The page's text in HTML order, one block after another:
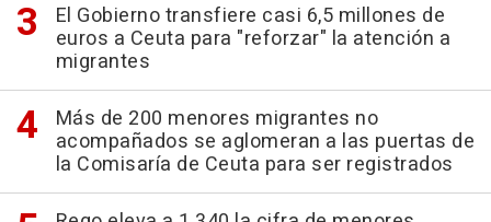
El Gobierno transfiere casi 6,5 millones de
euros a Ceuta para "reforzar" la atención a
migrantes
Más de 200 menores migrantes no
acompañados se aglomeran a las puertas de
la Comisaría de Ceuta para ser registrados